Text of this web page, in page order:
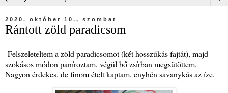
2020. október 10., szombat
Rántott zöld paradicsom
Felszeleteltem a zöld paradicsomot (két hosszúkás fajtát), majd
szokásos módon paníroztam, végül bő zsírban megsütöttem.
Nagyon érdekes, de finom ételt kaptam. enyhén savanykás az íze.